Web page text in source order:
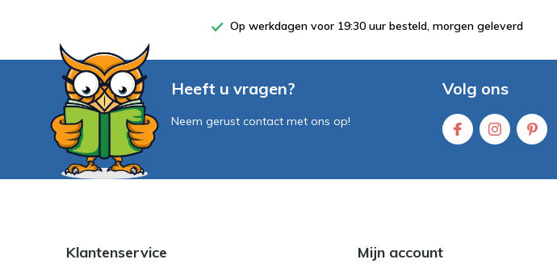
Op werkdagen voor 19:30 uur besteld, morgen geleverd
Heeft u vragen?
Neem gerust contact met ons op!
Volg ons
Klantenservice Mijn account